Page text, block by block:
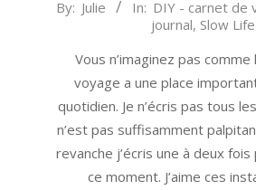
2023-
By: Julie In: DIY - carnet de
journal, Slow Life
Vous n’imaginez pas
voyage a une place
quotidien. Je n’écris pas tous
n’est pas suffisamment
revanche j’écris une à deux
ce moment. J’aime ces